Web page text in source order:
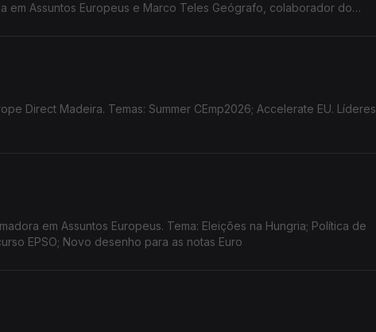
em Assuntos Europeus e Marco Teles Geógrafo, colaborador do
Direct Madeira. Temas: Summer CEmp2026; Accelerate EU. Líderes
em Assuntos Europeus. Tema: Eleições na Hungria; Política de
EPSO; Novo desenho para as notas Euro